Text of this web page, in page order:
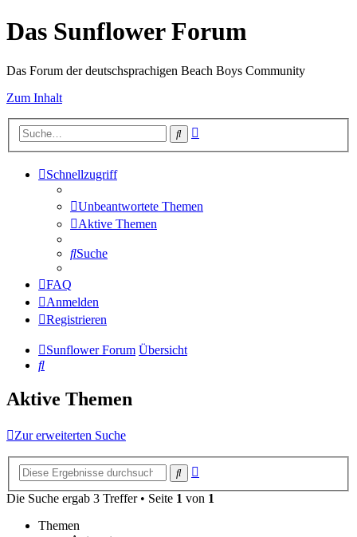
Das Sunflower Forum
Das Forum der deutschsprachigen Beach Boys Community
Zum Inhalt
Suche
Schnellzugriff
Unbeantwortete Themen
Aktive Themen
Suche
FAQ
Anmelden
Registrieren
Sunflower Forum Übersicht
Suche
Aktive Themen
Zur erweiterten Suche
Suche
Die Suche ergab 3 Treffer • Seite 1 von 1
Themen